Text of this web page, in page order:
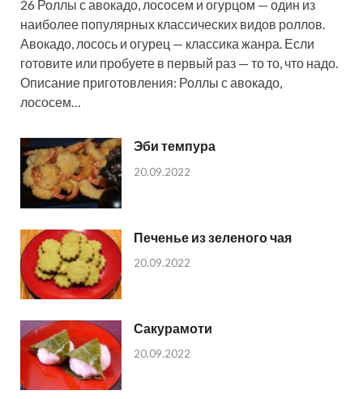
26 Роллы с авокадо, лососем и огурцом — один из
наиболее популярных классических видов роллов.
Авокадо, лосось и огурец — классика жанра. Если
готовите или пробуете в первый раз — то то, что надо.
Описание приготовления: Роллы с авокадо,
лососем…
Эби темпура
20.09.2022
Печенье из зеленого чая
20.09.2022
Сакурамоти
20.09.2022